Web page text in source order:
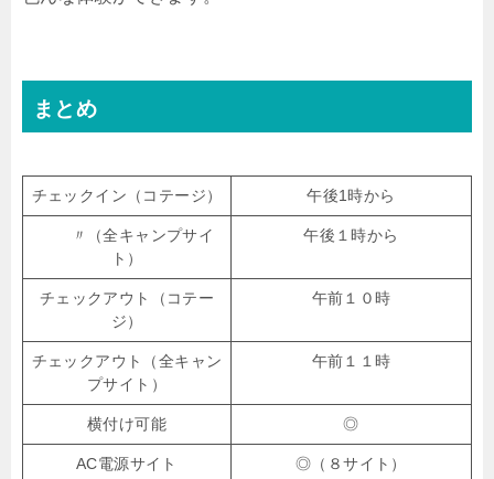
まとめ
チェックイン（コテージ） 午後1時から
〃（全キャンプサイ
ト）
午後１時から
チェックアウト（コテー
ジ）
午前１０時
チェックアウト（全キャン
プサイト）
午前１１時
横付け可能 ◎
AC電源サイト ◎（８サイト）